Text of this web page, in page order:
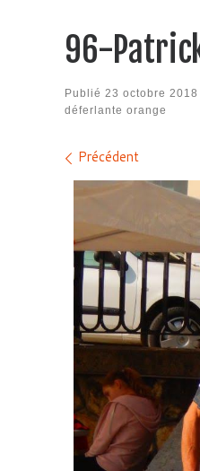
96-
Publié 23 octobre 2018
déferlante orange
Navigation
Précédent